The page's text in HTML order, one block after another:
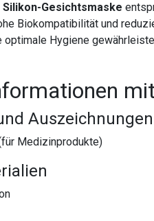
Gesichtsmaske
Biokompatibilität und
optimale Hygiene
Auszeichnungen
Medizinprodukte)